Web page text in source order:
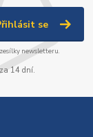
se
newsletteru.
14 dní.